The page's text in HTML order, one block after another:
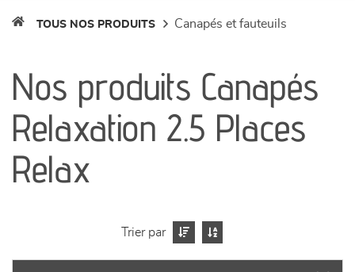
séjours
meubles de complément
TOUS NOS PRODUITS canapés et fauteuils
Nos produits Canapés
Relaxation 2.5 Places
Relax
Trier par